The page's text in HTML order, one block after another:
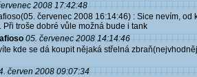
2008 17:42:48
červenec 2008 16:14:46) : Sice nevím,
Při troše dobré vůle možná bude i tank
05. červenec 2008 14:14:46
kde se dá koupit nějaká střelná
červen 2008 09:07:34